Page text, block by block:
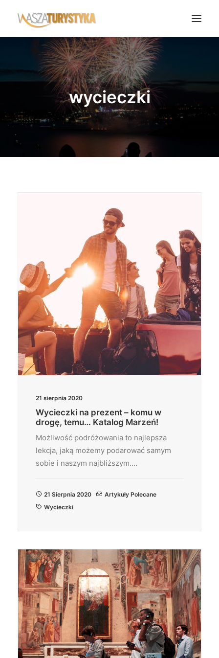
Księga wspomnień
Biura podróży
Noclegi
Polska
Świat
wycieczki
21 sierpnia 2020
Wycieczki na prezent – komu w
drogę, temu… Katalog Marzeń!
Możliwość podróżowania to najlepsza
lekcja, jaką możemy podarować samym
sobie i naszym najbliższym.…
21 Sierpnia 2020
Artykuły Polecane
Wycieczki